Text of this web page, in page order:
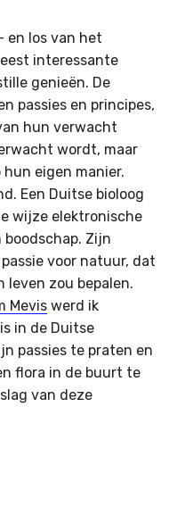
en los van het
interessante
genieën. De
passies en principes,
hun verwacht
wordt, maar
eigen manier.
Een Duitse bioloog
wijze elektronische
Zijn
voor natuur, dat
leven zou bepalen.
Mevis werd ik
in de Duitse
passies te praten en
flora in de buurt te
van deze